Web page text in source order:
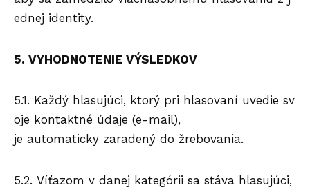
ednej identity.
5. VYHODNOTENIE VÝSLEDKOV
5.1. Každý hlasujúci, ktorý pri hlasovaní uvedie sv
oje kontaktné údaje (e-mail),
je automaticky zaradený do žrebovania.
5.2. Víťazom v danej kategórii sa stáva hlasujúci,